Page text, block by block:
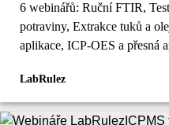
6 webinářů: Ruční FTIR,
potraviny, Extrakce tuků a
aplikace, ICP-OES a přesná
LabRulez